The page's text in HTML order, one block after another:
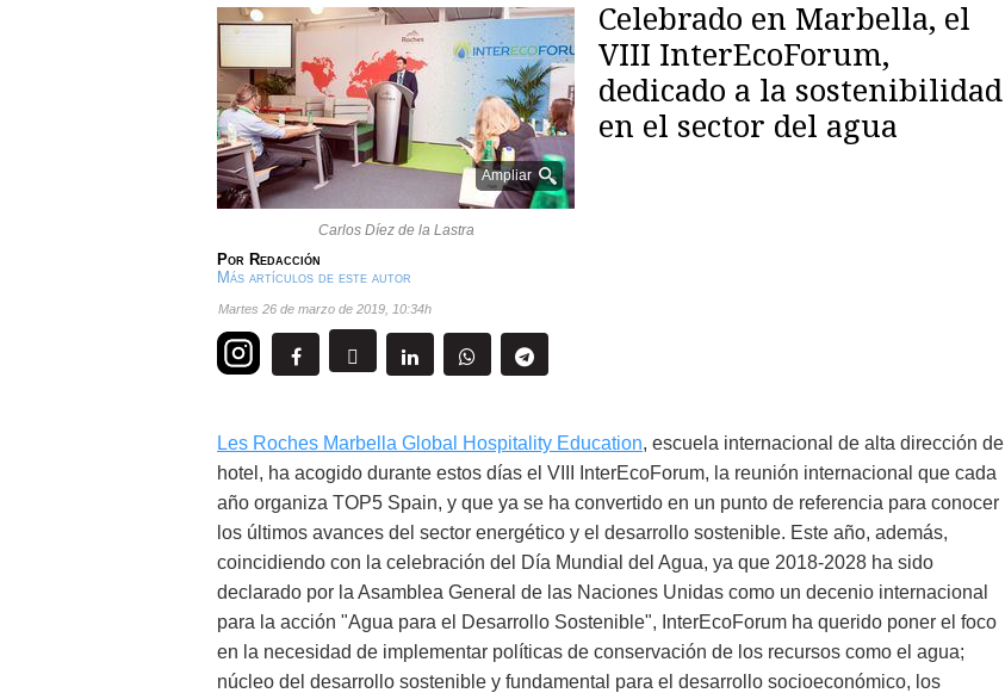
Ampliar
Carlos Díez de la Lastra
Celebrado en Marbella, el
VIII InterEcoForum,
dedicado a la sostenibilidad
en el sector del agua
Por Redacción
Más artículos de este autor
martes 26 de marzo de 2019 10:34h
Les Roches Marbella Global Hospitality Education, escuela internacional de alta dirección de
hotel, ha acogido durante estos días el VIII InterEcoForum, la reunión internacional que cada
año organiza TOP5 Spain, y que ya se ha convertido en un punto de referencia para conocer
los últimos avances del sector energético y el desarrollo sostenible. Este año, además,
coincidiendo con la celebración del Día Mundial del Agua, ya que 2018-2028 ha sido
declarado por la Asamblea General de las Naciones Unidas como un decenio internacional
para la acción "Agua para el Desarrollo Sostenible", InterEcoForum ha querido poner el foco
en la necesidad de implementar políticas de conservación de los recursos como el agua;
núcleo del desarrollo sostenible y fundamental para el desarrollo socioeconómico, los